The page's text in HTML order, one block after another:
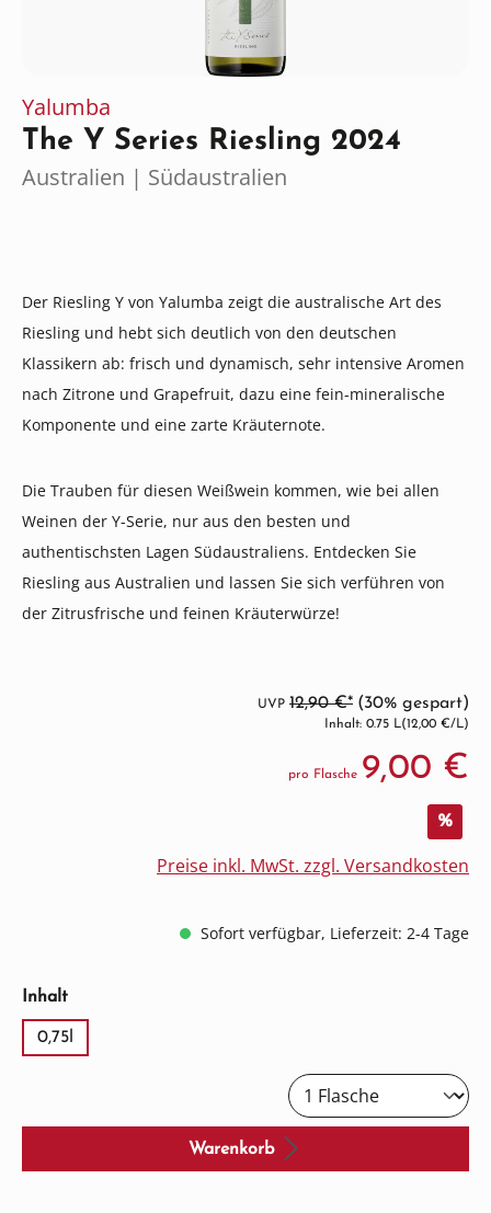
Yalumba
The Y Series Riesling 2024
Australien | Südaustralien
Der Riesling Y von Yalumba zeigt die australische Art des
Riesling und hebt sich deutlich von den deutschen
Klassikern ab: frisch und dynamisch, sehr intensive Aromen
nach Zitrone und Grapefruit, dazu eine fein-mineralische
Komponente und eine zarte Kräuternote.
Die Trauben für diesen Weißwein kommen, wie bei allen
Weinen der Y-Serie, nur aus den besten und
authentischsten Lagen Südaustraliens. Entdecken Sie
Riesling aus Australien und lassen Sie sich verführen von
der Zitrusfrische und feinen Kräuterwürze!
pro Flasche 9,00 €
%
UVP 12,90 €* (30% gespart)
Inhalt: 0.75 L(12,00 €/L)
Preise inkl. MwSt. zzgl. Versandkosten
Sofort verfügbar, Lieferzeit: 2-4 Tage
Inhaltauswählen
0,75l
Warenkorb